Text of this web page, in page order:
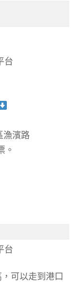
漁濱路
。
可以走到港口